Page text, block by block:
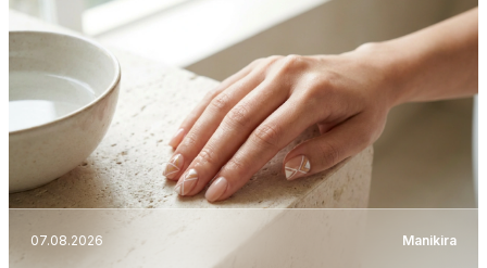
07.08.2026 Manikira